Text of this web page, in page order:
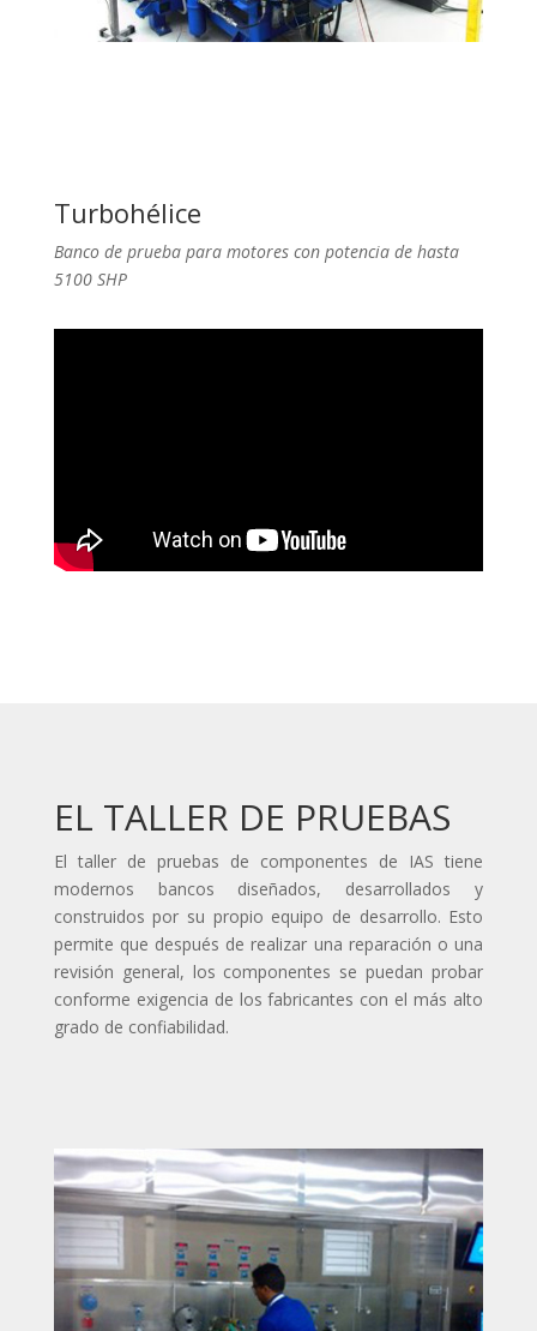
Turbohélice
Banco de prueba para motores con potencia de hasta
5100 SHP
EL TALLER DE PRUEBAS
El taller de pruebas de componentes de IAS tiene
modernos bancos diseñados, desarrollados y
construidos por su propio equipo de desarrollo. Esto
permite que después de realizar una reparación o una
revisión general, los componentes se puedan probar
conforme exigencia de los fabricantes con el más alto
grado de confiabilidad.